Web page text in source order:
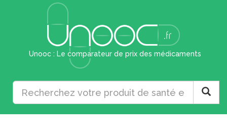
Unooc : Le comparateur de prix des médicaments